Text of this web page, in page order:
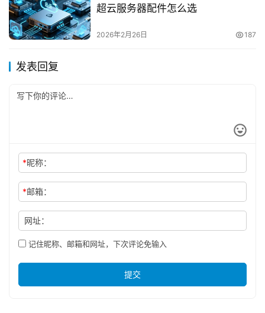
超云服务器配件怎么选
2026年2月26日 187
发表回复
*昵称：
*邮箱：
网址：
记住昵称、邮箱和网址，下次评论免输入
提交